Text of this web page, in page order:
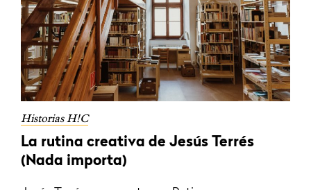
Historias H!C
La rutina creativa de Jesús Terrés
(Nada importa)